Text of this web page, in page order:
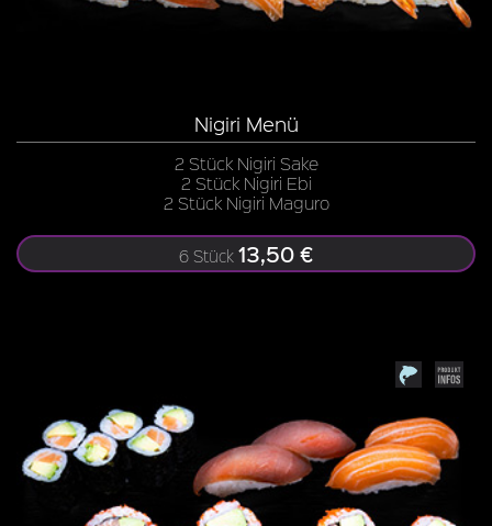
Nigiri Menü
2 Stück Nigiri Sake
2 Stück Nigiri Ebi
2 Stück Nigiri Maguro
6 Stück 13,50 €